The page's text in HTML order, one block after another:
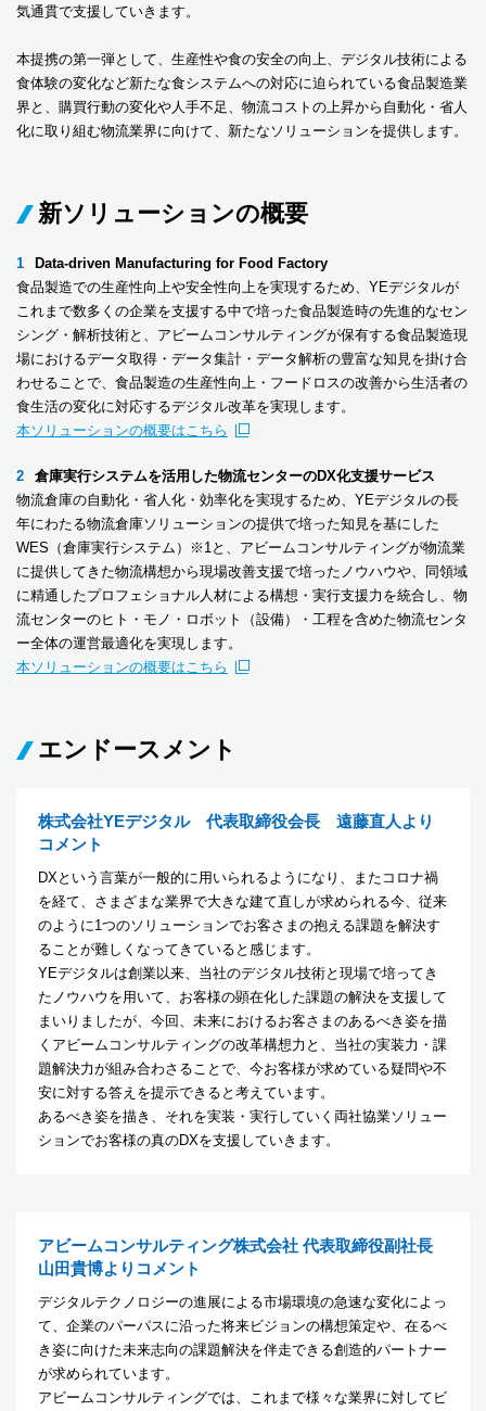
気通貫で支援していきます。
本提携の第一弾として、生産性や食の安全の向上、デジタル技術による
食体験の変化など新たな食システムへの対応に迫られている食品製造業
界と、購買行動の変化や人手不足、物流コストの上昇から自動化・省人
化に取り組む物流業界に向けて、新たなソリューションを提供します。
新ソリューションの概要
Data-driven Manufacturing for Food Factory
食品製造での生産性向上や安全性向上を実現するため、YEデジタルが
これまで数多くの企業を支援する中で培った食品製造時の先進的なセン
シング・解析技術と、アビームコンサルティングが保有する食品製造現
場におけるデータ取得・データ集計・データ解析の豊富な知見を掛け合
わせることで、食品製造の生産性向上・フードロスの改善から生活者の
食生活の変化に対応するデジタル改革を実現します。
本ソリューションの概要はこちら
倉庫実行システムを活用した物流センターのDX化支援サービス
物流倉庫の自動化・省人化・効率化を実現するため、YEデジタルの長
年にわたる物流倉庫ソリューションの提供で培った知見を基にした
WES（倉庫実行システム）※1と、アビームコンサルティングが物流業
に提供してきた物流構想から現場改善支援で培ったノウハウや、同領域
に精通したプロフェショナル人材による構想・実行支援力を統合し、物
流センターのヒト・モノ・ロボット（設備）・工程を含めた物流センタ
ー全体の運営最適化を実現します。
本ソリューションの概要はこちら
エンドースメント
株式会社YEデジタル 代表取締役会長 遠藤直人より
コメント
DXという言葉が一般的に用いられるようになり、またコロナ禍
を経て、さまざまな業界で大きな建て直しが求められる今、従来
のように1つのソリューションでお客さまの抱える課題を解決す
ることが難しくなってきていると感じます。
YEデジタルは創業以来、当社のデジタル技術と現場で培ってき
たノウハウを用いて、お客様の顕在化した課題の解決を支援して
まいりましたが、今回、未来におけるお客さまのあるべき姿を描
くアビームコンサルティングの改革構想力と、当社の実装力・課
題解決力が組み合わさることで、今お客様が求めている疑問や不
安に対する答えを提示できると考えています。
あるべき姿を描き、それを実装・実行していく両社協業ソリュー
ションでお客様の真のDXを支援していきます。
アビームコンサルティング株式会社 代表取締役副社長
山田貴博よりコメント
デジタルテクノロジーの進展による市場環境の急速な変化によっ
て、企業のパーパスに沿った将来ビジョンの構想策定や、在るべ
き姿に向けた未来志向の課題解決を伴走できる創造的パートナー
が求められています。
アビームコンサルティングでは、これまで様々な業界に対してビ